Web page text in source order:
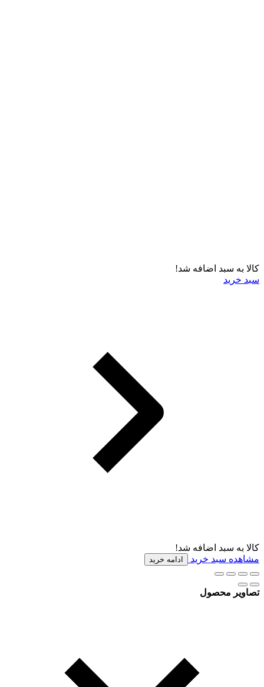
کالا به سبد اضافه شد!
سبد خرید
کالا به سبد اضافه شد!
مشاهده سبد خرید
ادامه خرید
تصاویر محصول